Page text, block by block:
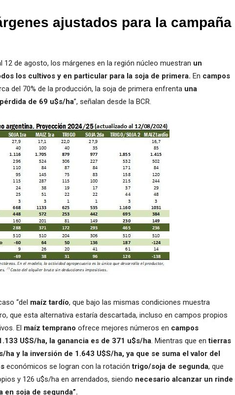
ajustados para la campaña
12 de agosto, los márgenes en la región núcleo muestran un
los cultivos y en particular para la soja de primera. En campos
del 70% de la producción, la soja de primera enfrenta una
de 69 u$s/ha”, señalan desde la BCR.
“del maíz tardío, que bajo las mismas condiciones muestra
que esta alternativa estaría descartada, incluso en campos propios
El maíz temprano ofrece mejores números en campos
U$S/ha, la ganancia es de 371 u$s/ha. Mientras que entierras
ha y la inversión de 1.643 U$S/ha, ya que se suma el valor del
económicos se logran con la rotacióntrigo/soja de segunda, que
y 126 u$s/ha en arrendados, siendo necesario alcanzar un rinde
en soja de segunda”.